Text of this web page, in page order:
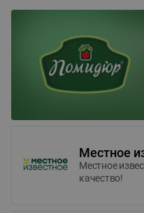
Местное
Местное
качество!